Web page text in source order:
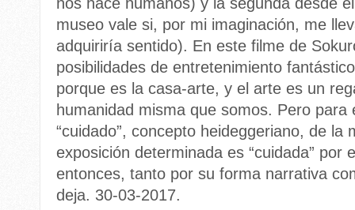
museo vale si, por mi imaginación, me
adquiriría sentido). En este filme de
posibilidades de entretenimiento
porque es la casa-arte, y el arte es un
humanidad misma que somos. Pero
“cuidado”, concepto heideggeriano, de la
exposición determinada es “cuidada” por
entonces, tanto por su forma narrativa
deja. 30-03-2017.